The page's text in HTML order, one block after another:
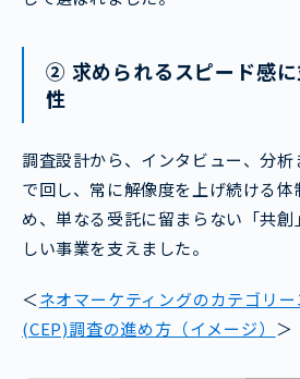
② 求められるスピード感
性
調査設計から、インタビュー、分
で回し、常に解像度を上げ続ける
め、単なる受託に留まらない「共
しい事業を支えました。
＜ネオマーケティングのカテゴリ
(CEP)調査の進め方（イメージ）
＞